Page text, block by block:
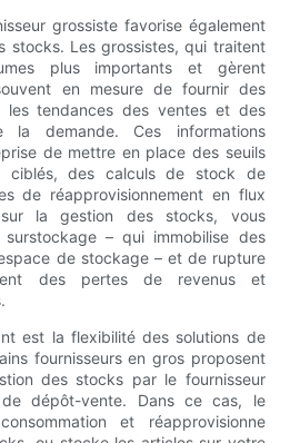
grossiste favorise également
stocks. Les grossistes, qui traitent
plus importants et gèrent
en mesure de fournir des
les tendances des ventes et des
demande. Ces informations
de mettre en place des seuils
ciblés, des calculs de stock de
de réapprovisionnement en flux
la gestion des stocks, vous
– qui immobilise des
de stockage – et de rupture
des pertes de revenus et
est la flexibilité des solutions de
fournisseurs en gros proposent
des stocks par le fournisseur
dépôt-vente. Dans ce cas, le
et réapprovisionne